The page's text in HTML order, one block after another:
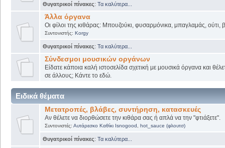
Θυγατρικοί πίνακες: Τα καλύτερα...
Άλλα όργανα
Οι φίλοι της κιθάρας: Μπουζούκι, φυσαρμόνικα, μπαγλαμάς, ούτι,
Συντονιστής: Korgy
Θυγατρικοί πίνακες: Τα καλύτερα...
Σύνδεσμοι μουσικών οργάνων
Είδατε κάποια καλή ιστοσελίδα σχετική με μουσικά όργανα και
σε άλλους; Κάντε το εδώ.
Ειδικά θέματα
Μετατροπές, βλάβες, συντήρηση, κατασκευές
Αν θέλετε να διορθώσετε την κιθάρα σας ή απλά να την "φτιάξετε".
Συντονιστές: Αυτάρεσκο Καθίκι Isnogood hot_sauce (φλουτσ)
Θυγατρικοί πίνακες: Τα καλύτερα...